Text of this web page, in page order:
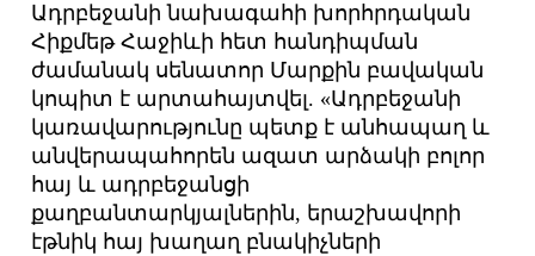
Ադրբեջանի նախագահի խորհրդական
Հիքմեթ Հաջիևի հետ հանդիպման
ժամանակ սենատոր Մարքին բավական
կոպիտ է արտահայտվել. «Ադրբեջանի
կառավարությունը պետք է անհապաղ և
անվերապահորեն ազատ արձակի բոլոր
հայ և ադրբեջանցի
քաղբանտարկյալներին, երաշխավորի
էթնիկ հայ խաղաղ բնակիչների